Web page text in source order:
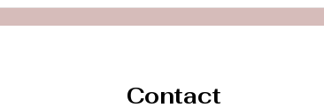
夫が話を聞いてくれない…す
職
Contact